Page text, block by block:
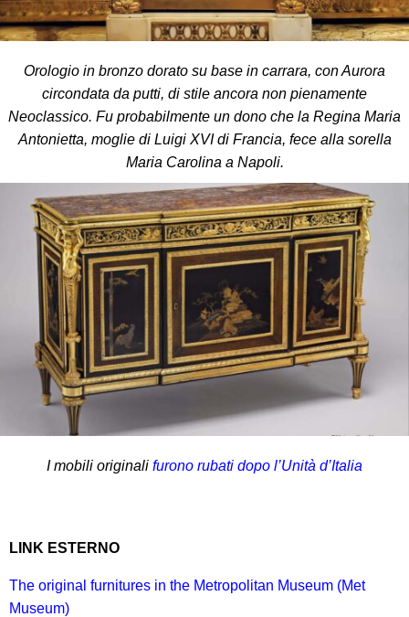
Orologio in bronzo dorato su base in carrara, con Aurora
circondata da putti, di stile ancora non pienamente
Neoclassico. Fu probabilmente un dono che la Regina Maria
Antonietta, moglie di Luigi XVI di Francia, fece alla sorella
Maria Carolina a Napoli.
I mobili originali furono rubati dopo l’Unità d’Italia
LINK ESTERNO
The original furnitures in the Metropolitan Museum (Met
Museum)